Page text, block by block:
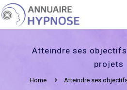
Atteindre ses
projets
Home Atteindre ses